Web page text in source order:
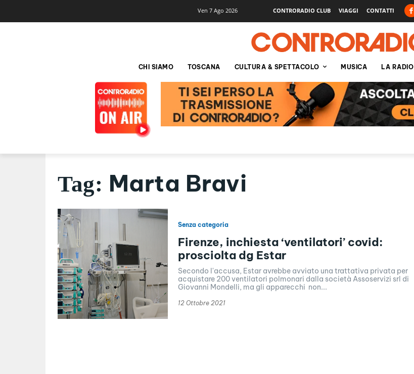
Ven 7 Ago 2026 CONTRORADIO CLUB VIAGGI CONTATTI
CHI SIAMO TOSCANA CULTURA & SPETTACOLO MUSICA LA RADIO
Tag: Marta Bravi
Senza categoria
Firenze, inchiesta ‘ventilatori’ covid:
prosciolta dg Estar
Secondo l'accusa, Estar avrebbe avviato una trattativa privata per
acquistare 200 ventilatori polmonari dalla società Assoservizi srl di
Giovanni Mondelli, ma gli apparecchi non...
12 Ottobre 2021